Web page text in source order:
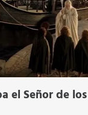
el Señor de